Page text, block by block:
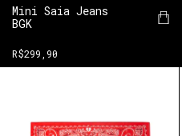
Mini Saia Jeans
BGK
R$299,90